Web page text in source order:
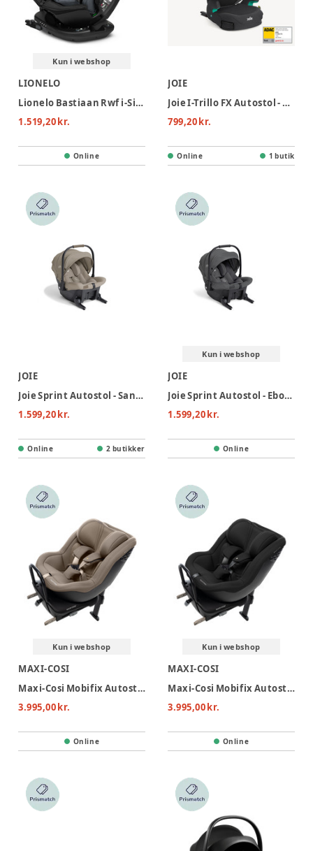
Kun i webshop
LIONELO
Lionelo Bastiaan Rwf i-Size Autostol - Grey Stone
1.519,20 kr.
Online
JOIE
Joie I-Trillo FX Autostol - Mercury Mesh
799,20 kr.
Online 1 butik
JOIE
Joie Sprint Autostol - Sandstone
1.599,20 kr.
Online 2 butikker
Kun i webshop
JOIE
Joie Sprint Autostol - Ebony
1.599,20 kr.
Online
Kun i webshop
MAXI-COSI
Maxi-Cosi Mobifix Autostol - Authentic Truffle
3.995,00 kr.
Online
Kun i webshop
MAXI-COSI
Maxi-Cosi Mobifix Autostol - Authentic Black
3.995,00 kr.
Online